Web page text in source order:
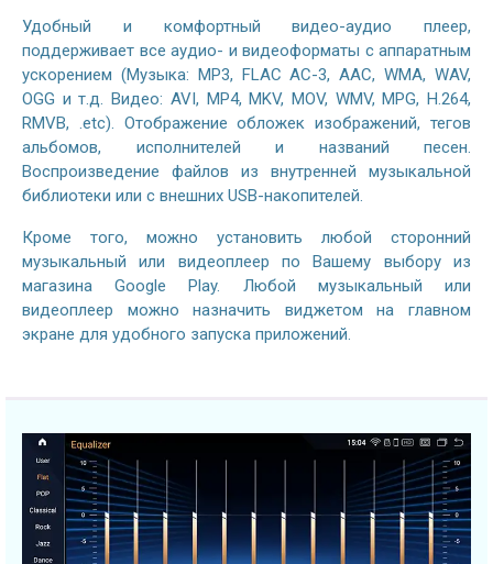
Удобный и комфортный видео-аудио плеер,
поддерживает все аудио- и видеоформаты с аппаратным
ускорением (Музыка: MP3, FLAC AC-3, AAC, WMA, WAV,
OGG и т.д. Видео: AVI, MP4, MKV, MOV, WMV, MPG, H.264,
RMVB, .etc). Отображение обложек изображений, тегов
альбомов, исполнителей и названий песен.
Воспроизведение файлов из внутренней музыкальной
библиотеки или с внешних USB-накопителей.
Кроме того, можно установить любой сторонний
музыкальный или видеоплеер по Вашему выбору из
магазина Google Play. Любой музыкальный или
видеоплеер можно назначить виджетом на главном
экране для удобного запуска приложений.